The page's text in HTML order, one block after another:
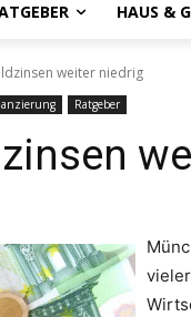
HAUS &
weiter niedrig
Ratgeber